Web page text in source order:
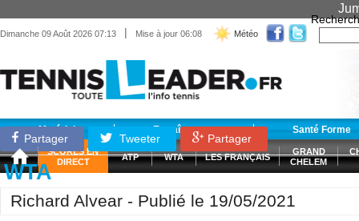
Dimanche 09 Août 2026 07:13 | Mise à jour 06:08 Météo
Matériel Entraînement Santé Forme
SCORES EN
DIRECT
ATP WTA LES FRANÇAIS
GRAND
CHELEM
Partager Tweeter Partager
WTA
Richard Alvear - Publié le 19/05/2021